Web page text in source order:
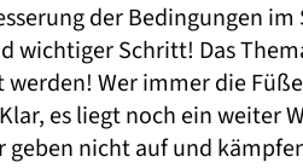
der Bedingungen
wichtiger Schritt! Das
werden! Wer immer die
es liegt noch ein weiter
nicht auf und